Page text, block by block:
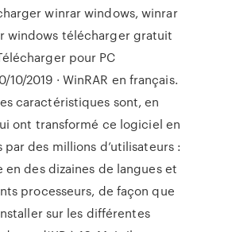
winrar windows, winrar
windows télécharger gratuit
pour PC
2019 · WinRAR en français.
caractéristiques sont, en
ont transformé ce logiciel en
des millions d’utilisateurs :
des dizaines de langues et
processeurs, de façon que
sur les différentes